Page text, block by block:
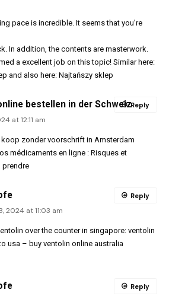
pace is incredible. It seems that you’re
In addition, the contents are masterwork.
a excellent job on this topic! Similar here:
and also here: Najtańszy sklep
bestellen in der Schweiz
at 12:11 am
zonder voorschrift in Amsterdam
médicaments en ligne : Risques et
prendre
Reply
2024 at 11:03 am
over the counter in singapore: ventolin
usa – buy ventolin online australia
Reply
Reply